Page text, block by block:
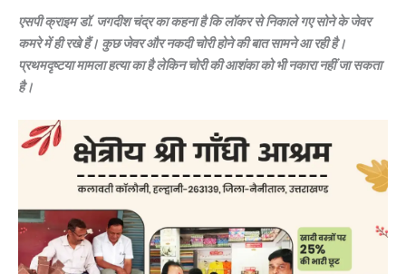
एसपी क्राइम डॉ. जगदीश चंद्र का कहना है कि लॉकर से निकाले गए सोने के जेवर
कमरे में ही रखे हैं। कुछ जेवर और नकदी चोरी होने की बात सामने आ रही है।
प्रथमदृष्टया मामला हत्या का है लेकिन चोरी की आशंका को भी नकारा नहीं जा सकता
है।